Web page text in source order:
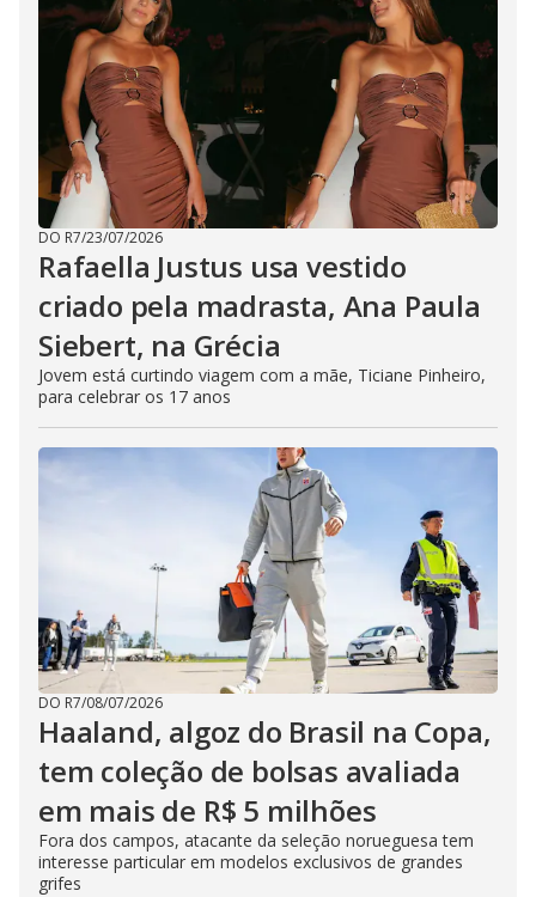
DO R7/23/07/2026
Rafaella Justus usa vestido
criado pela madrasta, Ana Paula
Siebert, na Grécia
Jovem está curtindo viagem com a mãe, Ticiane Pinheiro,
para celebrar os 17 anos
DO R7/08/07/2026
Haaland, algoz do Brasil na Copa,
tem coleção de bolsas avaliada
em mais de R$ 5 milhões
Fora dos campos, atacante da seleção norueguesa tem
interesse particular em modelos exclusivos de grandes
grifes